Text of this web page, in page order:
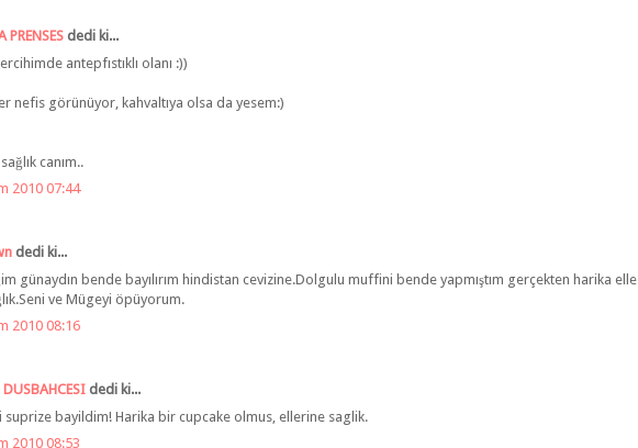
PRENSES dedi ki...
antepfıstıklı olanı :))
nefis görünüyor, kahvaltıya olsa da yesem:)
canım..
2010 07:44
dedi ki...
günaydın bende bayılırım hindistan cevizine.Dolgulu muffini bende yapmıştım gerçekten harika elle
ve Mügeyi öpüyorum.
2010 08:16
dedi ki...
suprize bayildim! Harika bir cupcake olmus, ellerine saglik.
2010 08:53